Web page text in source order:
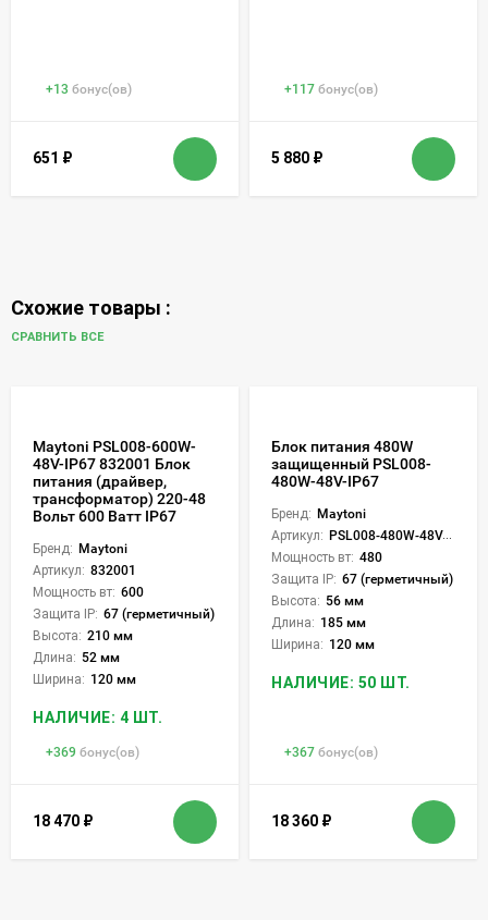
+13 бонус(ов)
651 ₽
+117 бонус(ов)
5 880 ₽
Схожие товары :
СРАВНИТЬ ВСЕ
Maytoni PSL008-600W-
48V-IP67 832001 Блок
питания (драйвер,
трансформатор) 220-48
Вольт 600 Ватт IP67
Бренд: Maytoni
Артикул: 832001
Мощность вт: 600
Защита IP: 67 (герметичный)
Высота: 210 мм
Длина: 52 мм
Ширина: 120 мм
НАЛИЧИЕ: 4 ШТ.
+369 бонус(ов)
18 470 ₽
Блок питания 480W
защищенный PSL008-
480W-48V-IP67
Бренд: Maytoni
Артикул: PSL008-480W-48V-IP67
Мощность вт: 480
Защита IP: 67 (герметичный)
Высота: 56 мм
Длина: 185 мм
Ширина: 120 мм
НАЛИЧИЕ: 50 ШТ.
+367 бонус(ов)
18 360 ₽